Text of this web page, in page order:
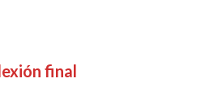
final